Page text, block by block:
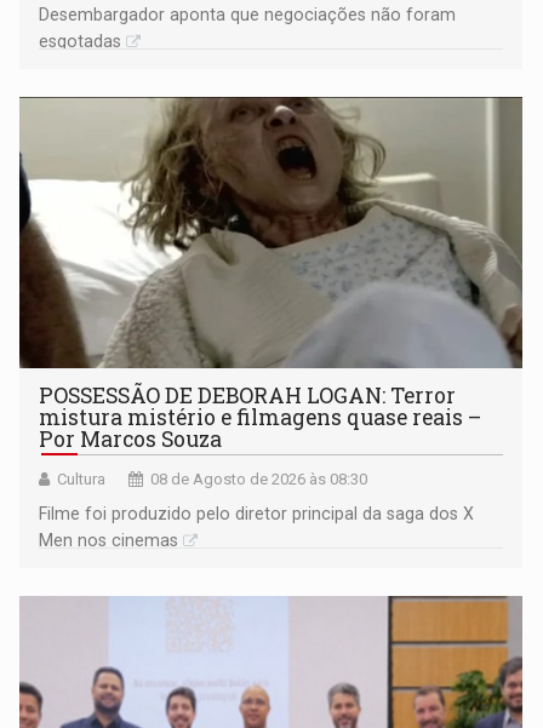
Desembargador aponta que negociações não foram
esgotadas
POSSESSÃO DE DEBORAH LOGAN: Terror
mistura mistério e filmagens quase reais –
Por Marcos Souza
Cultura 08 de Agosto de 2026 às 08:30
Filme foi produzido pelo diretor principal da saga dos X
Men nos cinemas